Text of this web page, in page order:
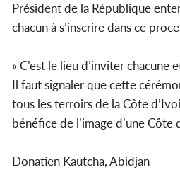
Président de la République
chacun à s’inscrire dans ce
« C’est le lieu d’inviter
Il faut signaler que cette
tous les terroirs de la Côte
bénéfice de l’image d’une Côte
Donatien Kautcha, Abidjan